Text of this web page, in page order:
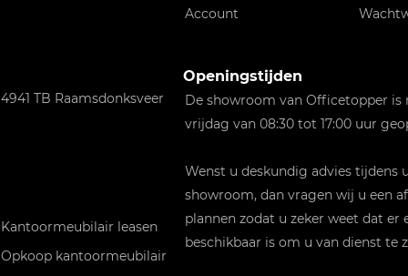
4941 TB Raamsdonksveer
Kantoormeubilair leasen
Opkoop kantoormeubilair
Account
Openingstijden
De showroom van Officetopper is
vrijdag van 08:30 tot 17:00 uur
Wenst u deskundig advies tijdens
showroom, dan vragen wij u een
plannen zodat u zeker weet dat er
beschikbaar is om u van dienst te